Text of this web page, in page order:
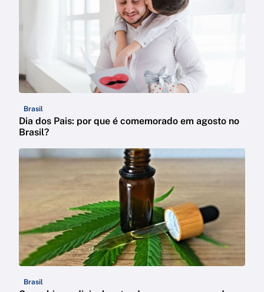
Brasil
Dia dos Pais: por que é comemorado em agosto no
Brasil?
Brasil